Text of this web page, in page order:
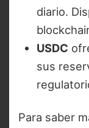
diario.
USDC
sus
Para saber